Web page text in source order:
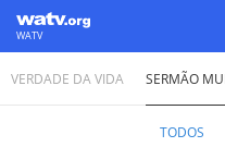
WATV
World Mission Society Church of God
VERDADE DA VIDA SERMÃO
TODOS